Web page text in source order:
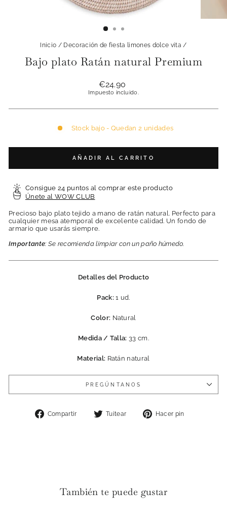
Inicio / Decoración de fiesta limones dolce vita /
Bajo plato Ratán natural Premium
Precio
habitual
€24.90
Impuesto incluido.
Stock bajo - Quedan 2 unidades
AÑADIR AL CARRITO
Consigue 24 puntos al comprar este producto
Únete al WOW CLUB
Precioso bajo plato tejido a mano de ratán natural. Perfecto para
cualquier mesa atemporal de excelente calidad. Un fondo de
armario que usarás siempre.
Importante: Se recomienda limpiar con un paño húmedo.
Detalles del Producto
Pack:1 ud.
Color: Natural
Medida / Talla:33 cm.
Material: Ratán natural
PREGÚNTANOS
Compartir
CompartirTuitear
TuitearHacer pin
También te puede gustar